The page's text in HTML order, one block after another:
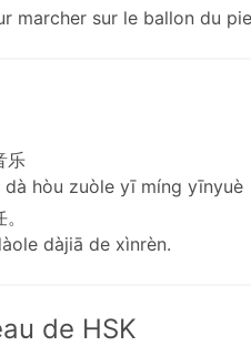
marcher sur le ballon du
乐
hòu zuòle yī míng yīnyuè
dàjiā de xìnrèn.
de HSK